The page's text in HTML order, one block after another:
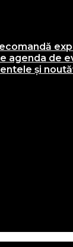
agenda de
și